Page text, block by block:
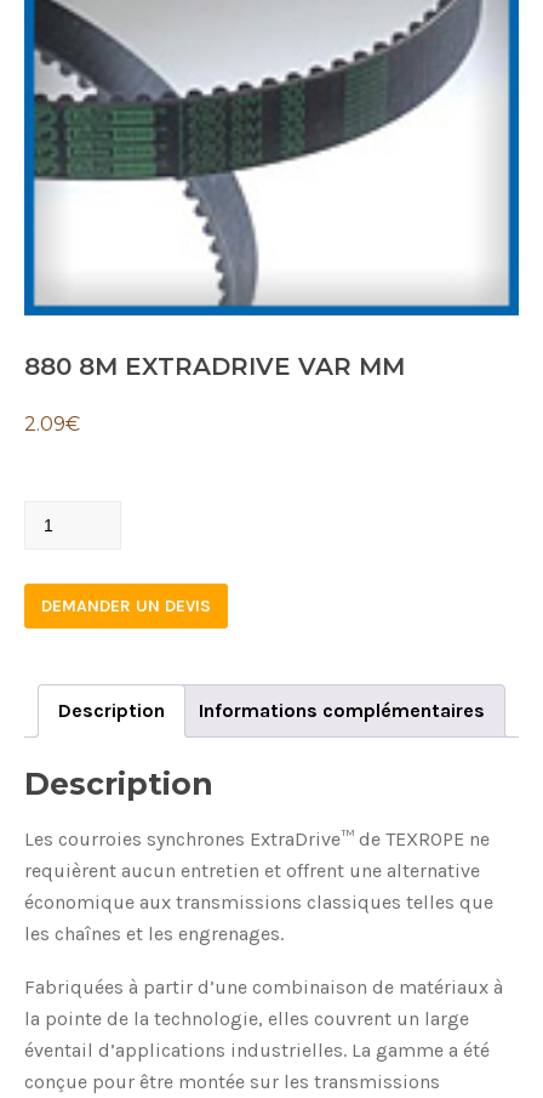
880 8M EXTRADRIVE VAR MM
2.09€
880
EXTRADRIVE
VAR
DEMANDER UN DEVIS
Description Informations complémentaires
Description
Les courroies synchrones ExtraDrive™ de TEXROPE ne
requièrent aucun entretien et offrent une alternative
économique aux transmissions classiques telles que
les chaînes et les engrenages.
Fabriquées à partir d’une combinaison de matériaux à
la pointe de la technologie, elles couvrent un large
éventail d’applications industrielles. La gamme a été
conçue pour être montée sur les transmissions